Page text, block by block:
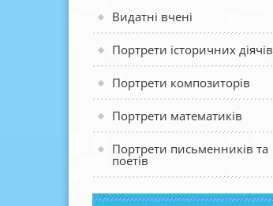
Видатні вчені
Портрети історичних діячів
Портрети композиторів
Портрети математиків
Портрети письменників та
поетів